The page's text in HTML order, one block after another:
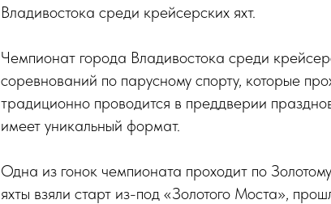
Владивостока среди крейсерских яхт.
Чемпионат города Владивостока среди
соревнований по парусному спорту, которые
традиционно проводится в преддверии
имеет уникальный формат.
Одна из гонок чемпионата проходит по
яхты взяли старт из-под «Золотого Моста»,